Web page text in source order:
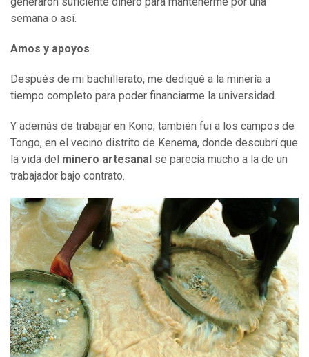
semana o así.
Amos y apoyos
Después de mi bachillerato, me dediqué a la minería a
tiempo completo para poder financiarme la universidad.
Y además de trabajar en Kono, también fui a los campos de
Tongo, en el vecino distrito de Kenema, donde descubrí que
la vida del minero artesanal se parecía mucho a la de un
trabajador bajo contrato.